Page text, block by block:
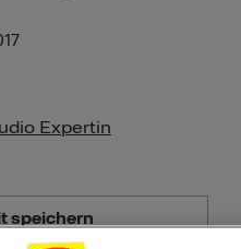
Expertin
speichern